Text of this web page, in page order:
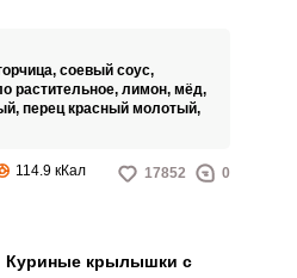
готовят мясо на решетке.
соевый соус,
растительное, лимон, мёд,
перец красный молотый,
114.9 кКал 17852 0
Куриные крылышки с